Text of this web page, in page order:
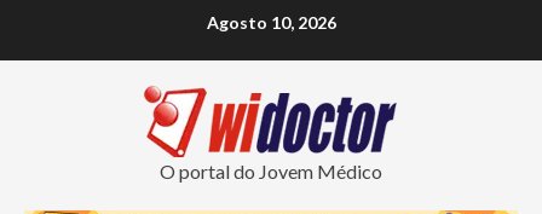
Agosto 10, 2026
O portal do Jovem Médico